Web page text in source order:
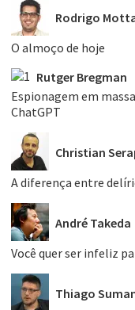
Rodrigo
O almoço de hoje
Rutger Bregman
Espionagem em
ChatGPT
Christian
A diferença entre
André Takeda
Você quer ser infeliz
Thiago